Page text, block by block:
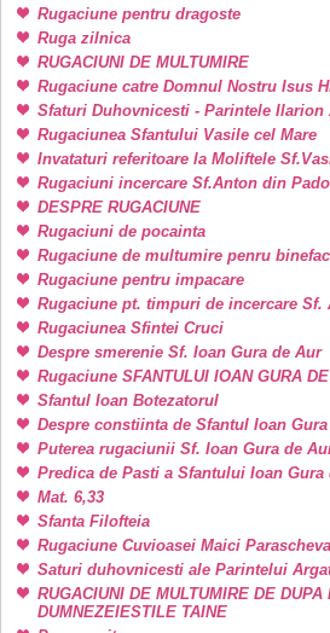
Rugaciune pentru dragoste
Ruga zilnica
RUGACIUNI DE MULTUMIRE
Rugaciune catre Domnul Nostru Isus
Sfaturi Duhovnicesti - Parintele Ilarion
Rugaciunea Sfantului Vasile cel Mare
Invataturi referitoare la Moliftele
Rugaciuni incercare Sf.Anton din
DESPRE RUGACIUNE
Rugaciuni de pocainta
Rugaciune de multumire penru
Rugaciune pentru impacare
Rugaciune pt. timpuri de incercare Sf.
Rugaciunea Sfintei Cruci
Despre smerenie Sf. Ioan Gura de Aur
Rugaciune SFANTULUI IOAN GURA
Sfantul Ioan Botezatorul
Despre constiinta de Sfantul Ioan
Puterea rugaciunii Sf. Ioan Gura de
Predica de Pasti a Sfantului Ioan Gura
Mat. 6,33
Sfanta Filofteia
Rugaciune Cuvioasei Maici Parascheva
Saturi duhovnicesti ale Parintelui
RUGACIUNI DE MULTUMIRE DE DUPA
DUMNEZEIESTILE TAINE